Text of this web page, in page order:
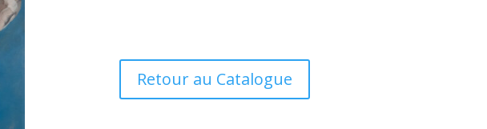
Retour au Catalogue